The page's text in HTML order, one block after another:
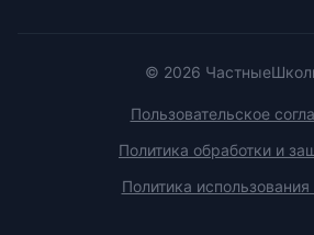
© 2026
Пользовательское
Политика обработки и
Политика использования